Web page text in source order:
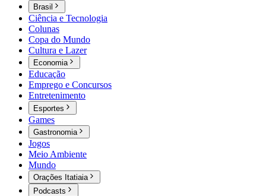
Brasil
Ciência e Tecnologia
Colunas
Copa do Mundo
Cultura e Lazer
Economia
Educação
Emprego e Concursos
Entretenimento
Esportes
Games
Gastronomia
Jogos
Meio Ambiente
Mundo
Orações Itatiaia
Podcasts